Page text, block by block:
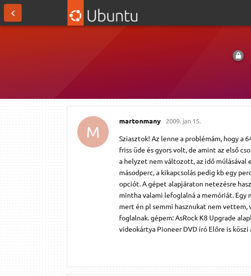
M
martonmany 2009. jan 15.
Sziasztok! Az lenne a problémám, hogy
friss üde és gyors volt, de amint az első
a helyzet nem változott, az idő
másodperc, a kikapcsolás pedig kb egy
opciót. A gépet alapjáraton netezésre
mintha valami lefoglalná a memóriát. Egy
mert én pl semmi hasznukat nem vettem,
foglalnak. gépem: AsRock K8 Upgrade
videokártya Pioneer DVD író Előre is